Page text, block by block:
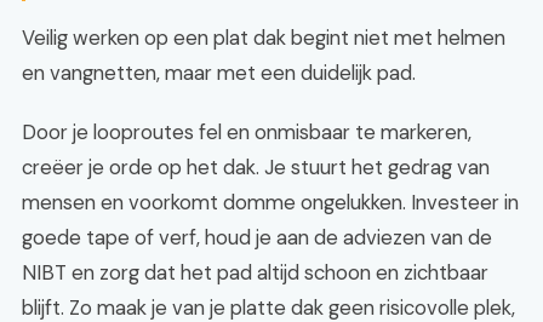
Veilig werken op een plat dak begint niet met helmen
en vangnetten, maar met een duidelijk pad.
Door je looproutes fel en onmisbaar te markeren,
creëer je orde op het dak. Je stuurt het gedrag van
mensen en voorkomt domme ongelukken. Investeer in
goede tape of verf, houd je aan de adviezen van de
NIBT en zorg dat het pad altijd schoon en zichtbaar
blijft. Zo maak je van je platte dak geen risicovolle plek,